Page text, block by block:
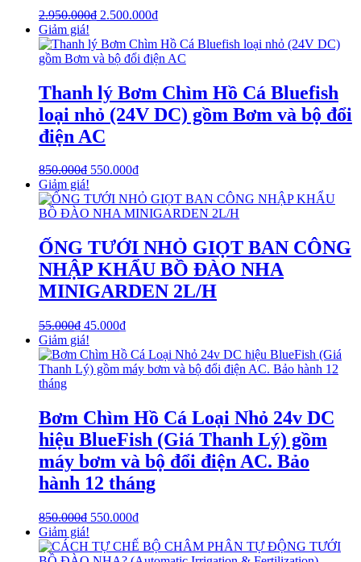
2.950.000₫ 2.500.000₫
Giảm giá!
Thanh lý Bơm Chìm Hồ Cá Bluefish
loại nhỏ (24V DC) gồm Bơm và bộ đổi
điện AC
850.000₫ 550.000₫
Giảm giá!
ỐNG TƯỚI NHỎ GIỌT BAN CÔNG
NHẬP KHẨU BỒ ĐÀO NHA
MINIGARDEN 2L/H
55.000₫ 45.000₫
Giảm giá!
Bơm Chìm Hồ Cá Loại Nhỏ 24v DC
hiệu BlueFish (Giá Thanh Lý) gồm
máy bơm và bộ đổi điện AC. Bảo
hành 12 tháng
850.000₫ 550.000₫
Giảm giá!